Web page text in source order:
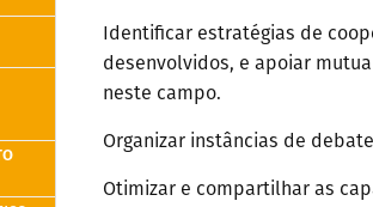
Identificar estratégias de
desenvolvidos, e apoiar
neste campo.
Organizar instâncias de
Otimizar e compartilhar as